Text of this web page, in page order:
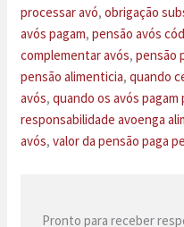
processar avó, obrigação
avós pagam, pensão avós
complementar avós, pensão
pensão alimenticia, quando
avós, quando os avós
responsabilidade avoenga
avós, valor da pensão paga
Pronto para receber